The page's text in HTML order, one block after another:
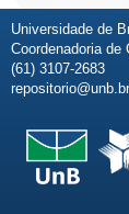
Universidade de
Coordenadoria
(61) 3107-2683
repositorio@unb.br